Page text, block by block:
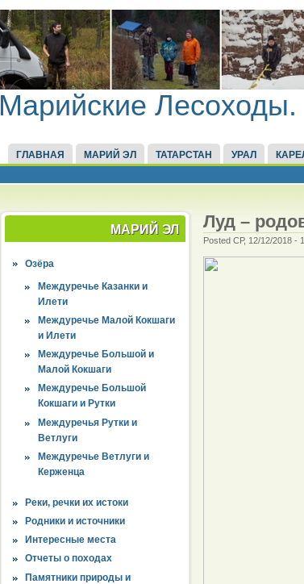
Марийские Лесоходы.
ГЛАВНАЯ МАРИЙ ЭЛ ТАТАРСТАН УРАЛ
МАРИЙ ЭЛ
Озёра
Междуречье Казанки и
Илети
Междуречье Малой Кокшаги
и Илети
Междуречье Большой и
Малой Кокшаги
Междуречье Большой
Кокшаги и Рутки
Междуречья Рутки и
Ветлуги
Междуречье Ветлуги и
Керженца
Реки, речки их истоки
Родники и источники
Интересные места
Отчеты о походах
Памятники природы и
Луд –
Posted СР, 12/12/2018 -